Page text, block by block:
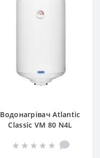
Водонагрівач Atlantic
Classic VM 80 N4L